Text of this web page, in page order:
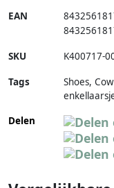
EAN
SKU K400717-
Tags
Shoes,
Delen